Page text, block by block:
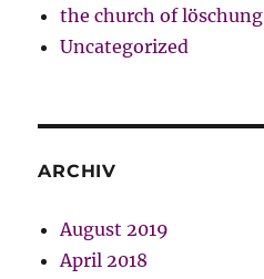
the church of löschung
Uncategorized
ARCHIV
August 2019
April 2018